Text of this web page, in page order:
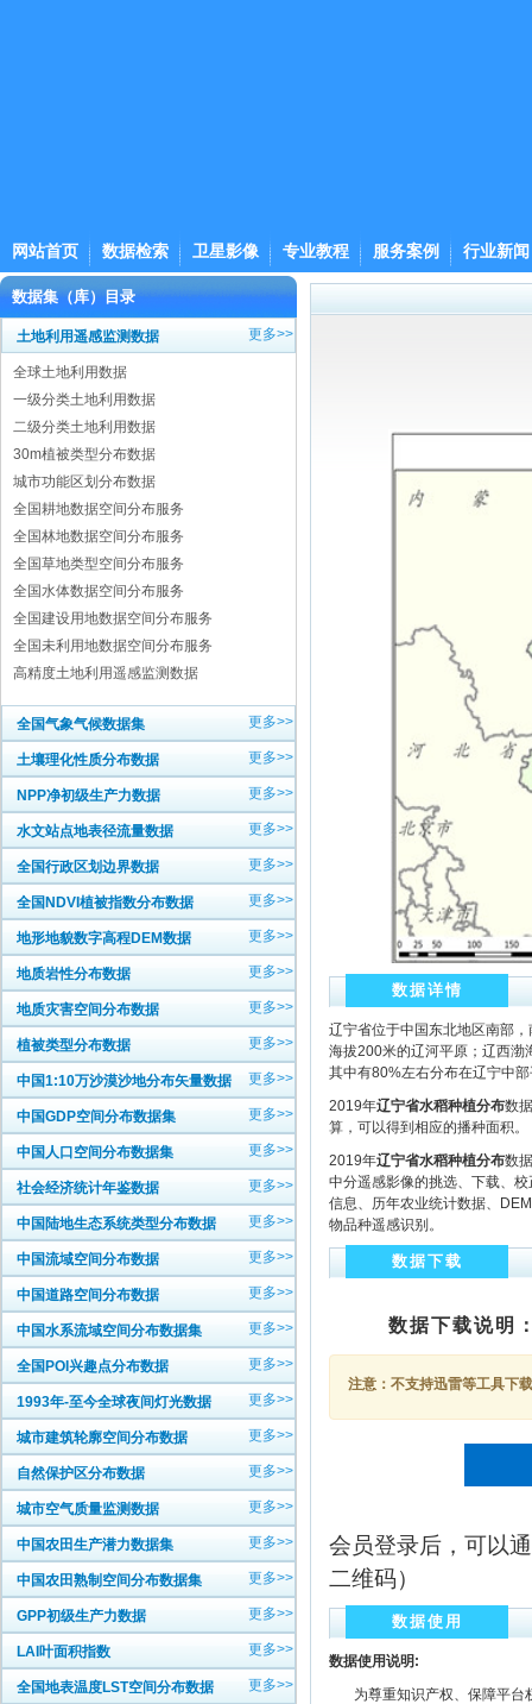
网站首页 数据检索 卫星影像 专业教程 服务案例 行业新闻
数据集（库）目录
土地利用遥感监测数据 更多>>
全球土地利用数据
一级分类土地利用数据
二级分类土地利用数据
30m植被类型分布数据
城市功能区划分布数据
全国耕地数据空间分布服务
全国林地数据空间分布服务
全国草地类型空间分布服务
全国水体数据空间分布服务
全国建设用地数据空间分布服务
全国未利用地数据空间分布服务
高精度土地利用遥感监测数据
全国气象气候数据集 更多>>
土壤理化性质分布数据 更多>>
NPP净初级生产力数据 更多>>
水文站点地表径流量数据 更多>>
全国行政区划边界数据 更多>>
全国NDVI植被指数分布数据 更多>>
地形地貌数字高程DEM数据 更多>>
地质岩性分布数据 更多>>
地质灾害空间分布数据 更多>>
植被类型分布数据 更多>>
中国1:10万沙漠沙地分布矢量数据 更多>>
中国GDP空间分布数据集 更多>>
中国人口空间分布数据集 更多>>
社会经济统计年鉴数据 更多>>
中国陆地生态系统类型分布数据 更多>>
中国流域空间分布数据 更多>>
中国道路空间分布数据 更多>>
中国水系流域空间分布数据集 更多>>
全国POI兴趣点分布数据 更多>>
1993年-至今全球夜间灯光数据 更多>>
城市建筑轮廓空间分布数据 更多>>
自然保护区分布数据 更多>>
城市空气质量监测数据 更多>>
中国农田生产潜力数据集 更多>>
中国农田熟制空间分布数据集 更多>>
GPP初级生产力数据 更多>>
LAI叶面积指数 更多>>
全国地表温度LST空间分布数据 更多>>
数据详情
辽宁省位于中国东北地区南部
海拔200米的辽河平原；辽西渤
其中有80%左右分布在辽宁中
2019年辽宁省水稻种植分布数
算，可以得到相应的播种面积。
2019年辽宁省水稻种植分布数
中分遥感影像的挑选、下载、
信息、历年农业统计数据、
物品种遥感识别。
数据下载
数据下载说明
注意：不支持迅雷等工具下
会员登录后，可以
二维码）
数据使用
数据使用说明:
为尊重知识产权、保障平台